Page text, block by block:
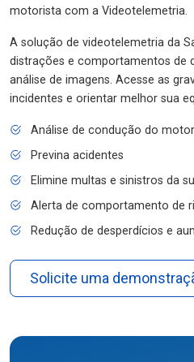
motorista com a Videotelemetria.
A solução de videotelemetria da
distrações e comportamentos de
análise de imagens. Acesse as
incidentes e orientar melhor sua
Análise de condução do
Previna acidentes
Elimine multas e sinistros da
Alerta de comportamento de
Redução de desperdícios e
Solicite uma